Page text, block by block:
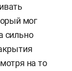
мог
сильно
на то